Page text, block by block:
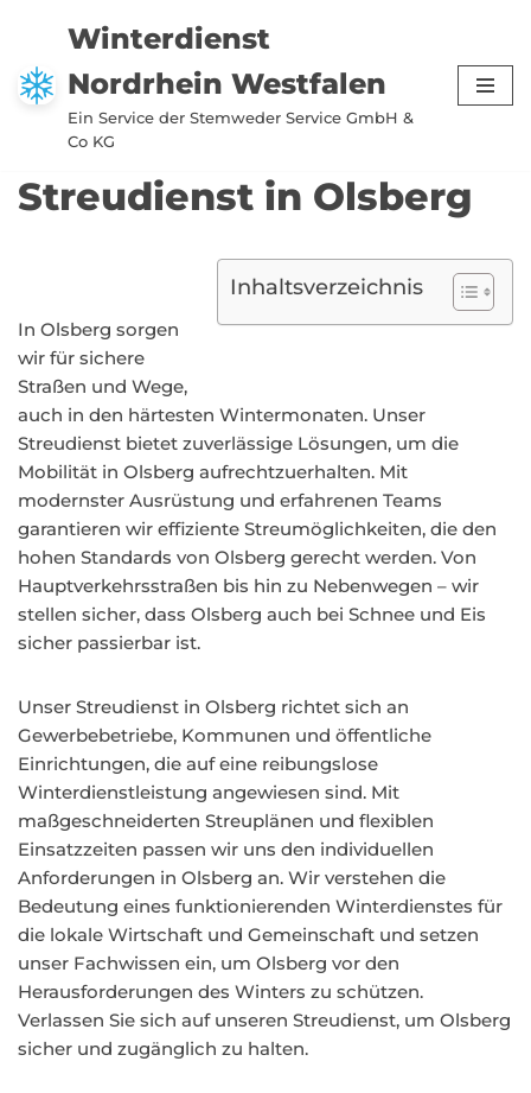
Zum
Inhalt
springen
Winterdienst
Nordrhein Westfalen
Ein Service der Stemweder Service GmbH &
Co KG
Streudienst in Olsberg
Inhaltsverzeichnis
In Olsberg sorgen
wir für sichere
Straßen und Wege,
auch in den härtesten Wintermonaten. Unser
Streudienst bietet zuverlässige Lösungen, um die
Mobilität in Olsberg aufrechtzuerhalten. Mit
modernster Ausrüstung und erfahrenen Teams
garantieren wir effiziente Streumöglichkeiten, die den
hohen Standards von Olsberg gerecht werden. Von
Hauptverkehrsstraßen bis hin zu Nebenwegen – wir
stellen sicher, dass Olsberg auch bei Schnee und Eis
sicher passierbar ist.
Unser Streudienst in Olsberg richtet sich an
Gewerbebetriebe, Kommunen und öffentliche
Einrichtungen, die auf eine reibungslose
Winterdienstleistung angewiesen sind. Mit
maßgeschneiderten Streuplänen und flexiblen
Einsatzzeiten passen wir uns den individuellen
Anforderungen in Olsberg an. Wir verstehen die
Bedeutung eines funktionierenden Winterdienstes für
die lokale Wirtschaft und Gemeinschaft und setzen
unser Fachwissen ein, um Olsberg vor den
Herausforderungen des Winters zu schützen.
Verlassen Sie sich auf unseren Streudienst, um Olsberg
sicher und zugänglich zu halten.